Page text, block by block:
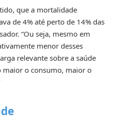
que a mortalidade
de 4% até perto de 14% das
“Ou seja, mesmo em
menor desses
relevante sobre a saúde
maior o consumo, maior o